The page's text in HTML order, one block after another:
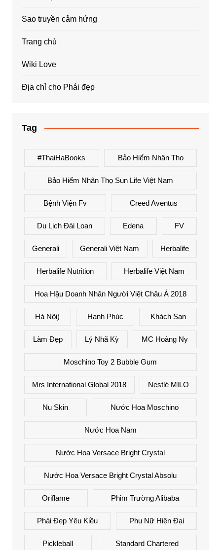
Sao truyền cảm hứng
Trang chủ
Wiki Love
Địa chỉ cho Phái đẹp
Tag
#ThaiHaBooks Bảo Hiểm Nhân Thọ
Bảo Hiểm Nhân Thọ Sun Life Việt Nam
Bệnh Viện Fv Creed Aventus
Du Lịch Đài Loan Edena FV
Generali Generali Việt Nam Herbalife
Herbalife Nutrition Herbalife Việt Nam
Hoa Hậu Doanh Nhân Người Việt Châu Á 2018
Hà Nội) Hạnh Phúc Khách Sạn
Làm Đẹp Lý Nhã Kỳ MC Hoàng Ny
Moschino Toy 2 Bubble Gum
Mrs International Global 2018 Nestlé MILO
Nu Skin Nước Hoa Moschino
Nước Hoa Nam
Nước Hoa Versace Bright Crystal
Nước Hoa Versace Bright Crystal Absolu
Oriflame Phim Trường Alibaba
Phái Đẹp Yêu Kiều Phụ Nữ Hiện Đại
Pickleball Standard Chartered